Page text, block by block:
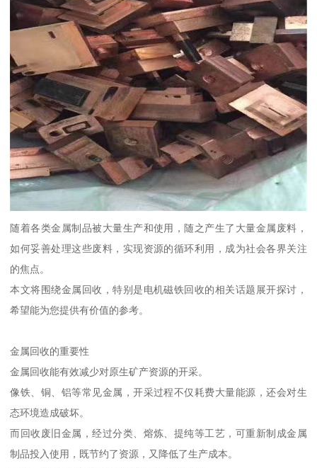
随着各类金属制品被大量生产和使用，随之产生了大量金属废料，
如何妥善处理这些废料，实现资源的循环利用，成为社会各界关注
的焦点。
本文将围绕金属回收，特别是电机磁铁回收的相关话题展开探讨，
希望能为您提供有价值的参考。
金属回收的重要性
金属回收能有效减少对原生矿产资源的开采。
像铁、铜、铝等常见金属，开采过程不仅耗费大量能源，还会对生
态环境造成破坏。
而回收废旧金属，经过分类、熔炼、提纯等工艺，可重新制成金属
制品投入使用，既节约了资源，又降低了生产成本。